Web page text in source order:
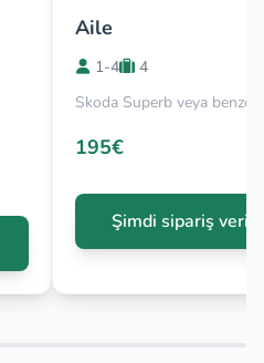
Aile
1-4
4
Skoda Superb veya benzer
195€
Şimdi sipariş verin